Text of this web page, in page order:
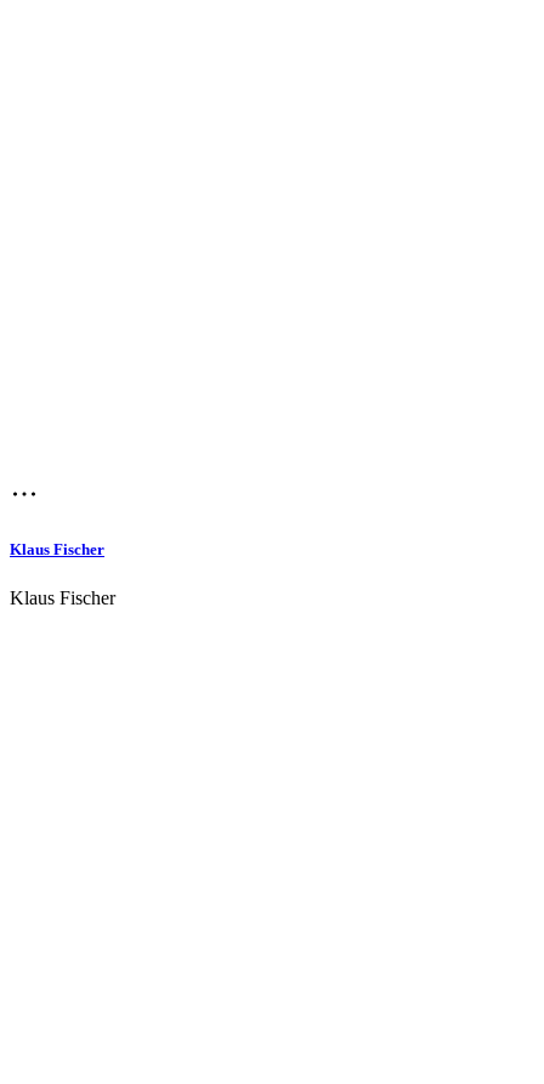
Klaus Fischer
Klaus Fischer